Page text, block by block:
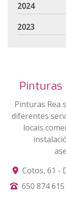
2024
2023
Pinturas
Pinturas Rea
diferentes
locais
Cotos, 61 -
650 874 615